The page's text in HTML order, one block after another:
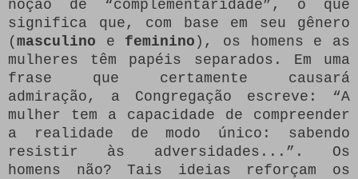
noção de “complementaridade”, o que
significa que, com base em seu gênero
(masculino e feminino ), os homens e as
mulheres têm papéis separados. Em uma
frase que certamente causará
admiração, a Congregação escreve: “A
mulher tem a capacidade de compreender
a realidade de modo único: sabendo
resistir às adversidades...”. Os
homens não? Tais ideias reforçam os